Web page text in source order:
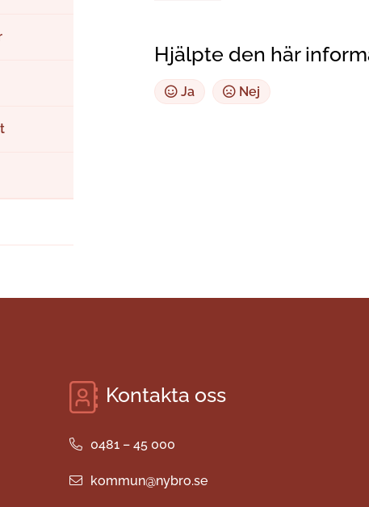
Hjälpte den här
Ja Nej
Kontakta oss
0481 – 45 000
kommun@nybro.se